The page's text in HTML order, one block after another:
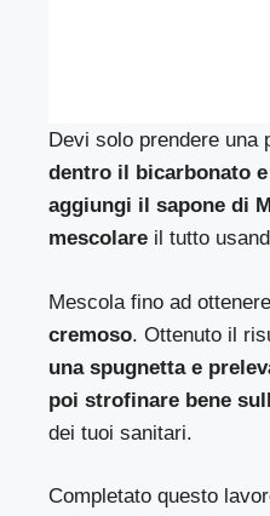
Devi solo prendere
dentro il bicarbonato e
aggiungi il sapone di
mescolare il tutto
Mescola fino ad
cremoso. Ottenuto il
una spugnetta e
poi strofinare bene
dei tuoi sanitari.
Completato questo